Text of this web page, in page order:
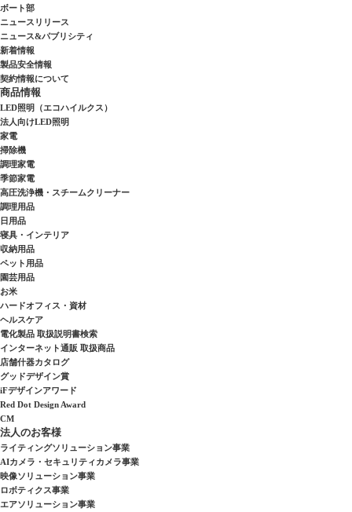
ボート部
ニュースリリース
ニュース&パブリシティ
新着情報
製品安全情報
契約情報について
商品情報
LED照明（エコハイルクス）
法人向けLED照明
家電
掃除機
調理家電
季節家電
高圧洗浄機・スチームクリーナー
調理用品
日用品
寝具・インテリア
収納用品
ペット用品
園芸用品
お米
ハードオフィス・資材
ヘルスケア
電化製品 取扱説明書検索
インターネット通販 取扱商品
店舗什器カタログ
グッドデザイン賞
iFデザインアワード
Red Dot Design Award
CM
法人のお客様
ライティングソリューション事業
AIカメラ・セキュリティカメラ事業
映像ソリューション事業
ロボティクス事業
エアソリューション事業